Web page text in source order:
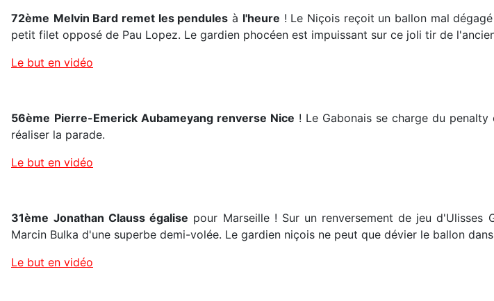
72ème Melvin Bard remet les pendules à l'heure ! Le Niçois reçoit un ballon mal
petit filet opposé de Pau Lopez. Le gardien phocéen est impuissant sur ce joli tir de
Le but en vidéo
56ème Pierre-Emerick Aubameyang renverse Nice ! Le Gabonais se charge du
réaliser la parade.
Le but en vidéo
31ème Jonathan Clauss égalise pour Marseille ! Sur un renversement de jeu
Marcin Bulka d'une superbe demi-volée. Le gardien niçois ne peut que dévier le ballon
Le but en vidéo